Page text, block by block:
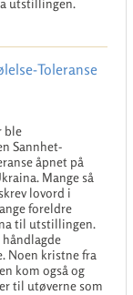
utstillingen.
Toleranse
ble
Sannhet-
åpnet på
Mange så
lovord i
foreldre
til utstillingen.
håndlagde
Noen kristne fra
kom også og
til utøverne som